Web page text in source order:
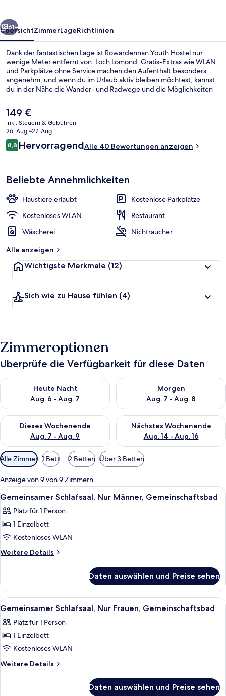
Weiter
61+
ÜbersichtZimmerLageRichtlinien
Dank der fantastischen Lage ist Rowardennan Youth Hostel nur
wenige Meter entfernt von: Loch Lomond. Gratis-Extras wie WLAN
und Parkplätze ohne Service machen den Aufenthalt besonders
angenehm, und wenn du im Urlaub aktiv bleiben möchtest, kannst
du in der Nähe die Wander- und Radwege und die Möglichkeiten
Garten.
Der
aktuelle
Preis
beträgt
149 €.
149 €
inkl. Steuern & Gebühren
26. Aug.–27. Aug.
Bewertungen
8,88,8 von 10.
HervorragendAlle 40 Bewertungen anzeigen
Beliebte Annehmlichkeiten
Haustiere erlaubt
Kostenlose Parkplätze
Kostenloses WLAN
Restaurant
Wäscherei
Nichtraucher
Alle anzeigen
Wichtigste Merkmale (12)
Sich wie zu Hause fühlen (4)
Zimmeroptionen
Überprüfe die Verfügbarkeit für diese Daten
Heute Nacht
Aug. 6 - Aug. 7
Überprüfe die Verfügbarkeit für heute Nacht, Aug. 6 - Aug. 7.
Morgen
Aug. 7 - Aug. 8
Überprüfe die Verfügbarkeit
Dieses Wochenende
Aug. 7 - Aug. 9
Überprüfe die Verfügbarkeit für dieses Wochenende, Aug. 7
Nächstes Wochenende
Aug. 14 - Aug. 16
Überprüfe die Verfügbarkeit
Verfügbare
Filter
für
Zimmer
Alle Zimmer 1 Bett 2 Betten Über 3 Betten
Anzeige von 9 von 9 Zimmern
Alle
Fotos
für
Gemeinsamer
Schlafsaal,
Nur
anzeigen
Ein Zimmer mit drei Etagenbetten,
5
Gemeinsamer Schlafsaal, Nur Männer, Gemeinschaftsbad
Platz für 1 Person
1 Einzelbett
Kostenloses WLAN
Weitere Details
Weitere
Schlafsaal,
Nur
Männer,
Daten auswählen und Preise sehen
Alle
Fotos
für
Gemeinsamer
Schlafsaal,
Nur
Ein Zimmer mit drei Etagenbetten,
5
Gemeinsamer Schlafsaal, Nur Frauen, Gemeinschaftsbad
Platz für 1 Person
1 Einzelbett
Kostenloses WLAN
Weitere Details
Weitere
Daten auswählen und Preise sehen